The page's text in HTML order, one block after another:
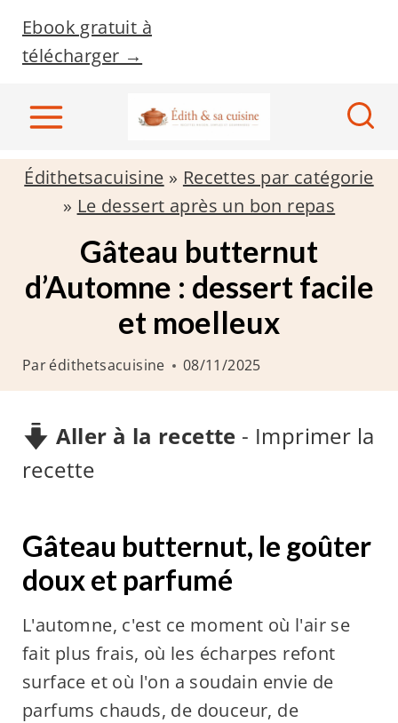
a
Ebook gratuit à
télécharger →
Édithetsacuisine » Recettes par catégorie
» Le dessert après un bon repas
Gâteau butternut
d’Automne : dessert facile
et moelleux
Parédithetsacuisine 08/11/2025
Aller à la recette - Imprimer la
recette
Gâteau butternut, le goûter
doux et parfumé
L'automne, c'est ce moment où l'air se
fait plus frais, où les écharpes refont
surface et où l'on a soudain envie de
parfums chauds, de douceur, de